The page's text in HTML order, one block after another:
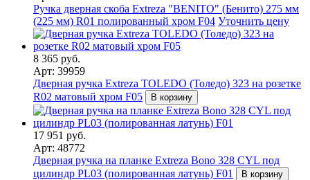
Ручка дверная скоба Extreza "BENITO" (Бенито) 275 мм
(225 мм) R01 полированный хром F04 Уточнить цену
8 365 руб.
Арт: 39959
Дверная ручка Extreza TOLEDO (Толедо) 323 на розетке
R02 матовый хром F05
В корзину
17 951 руб.
Арт: 48772
Дверная ручка на планке Extreza Bono 328 CYL под
цилиндр PL03 (полированная латунь) F01
В корзину